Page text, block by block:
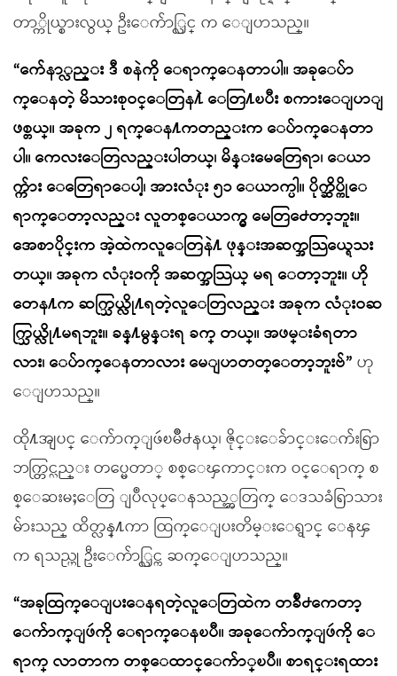
တာ္ကိုယ္စားလွယ္ ဦးေက်ာ္လြင္ က ေျပာသည္။
“က်ေနာ္လည္း ဒီ စနဲကို ေရာက္ေနတာပါ။ အခုေပ်ာ
က္ေနတဲ့ မိသားစုဝင္ေတြန႔ဲ ေတြ႔ၿပီး စကားေျပာျ
ဖစ္တယ္။ အခုက ၂ ရက္ေန႔ကတည္းက ေပ်ာက္ေနတာ
ပါ။ ကေလးေတြလည္းပါတယ္၊ မိန္းမေတြေရာ၊ ေယာ
က္က်ား ေတြေရာေပါ့၊ အားလံုး ၅၁ ေယာက္ပါ။ ပိုက္ဆိပ္ကိုေ
ရာက္ေတာ့လည္း လူတစ္ေယာက္မွ မေတြ႕ေတာ့ဘူး။
အေစာပိုင္းက အဲ့ထဲကလူေတြနဲ႔ ဖုန္းအဆက္အသြယ္ရေသး
တယ္။ အခုက လံုးဝကို အဆက္အသြယ္ မရ ေတာ့ဘူး။ ဟို
တေန႔က ဆက္သြယ္လို႔ရတဲ့လူေတြလည္း အခုက လံုးဝဆ
က္သြယ္လို႔မရဘူး။ ခန္႔မွန္းရ ခက္ တယ္။ အဖမ္းခံရတာ
လား၊ ေပ်ာက္ေနတာလား မေျပာတတ္ေတာ့ဘူးဗ်” ဟု
ေျပာသည္။
ထို႔အျပင္ ေက်ာက္ျဖဴၿမိဳ႕နယ္၊ ဇိုင္းေခ်ာင္းေက်းရြာ
ဘက္တြင္လည္း တပ္မေတာ္ စစ္ေၾကာင္းက ဝင္ေရာက္ စ
စ္ေဆးမႈေတြ ျပဳလုပ္ေနသည့္အတြက္ ေဒသခံရြာသား
မ်ားသည္ ထိတ္လန္႔ကာ ထြက္ေျပးတိမ္းေရွာင္ ေနၾ
က ရသည္ဟု ဦးေက်ာ္လြင္က ဆက္ေျပာသည္။
“အခုထြက္ေျပးေနရတဲ့လူေတြထဲက တခ်ိဳ႕ကေတာ့
ေက်ာက္ျဖဴကို ေရာက္ေနၿပီ။ အခုေက်ာက္ျဖဴကို ေ
ရာက္ လာတာက တစ္ေထာင္ေက်ာ္ၿပီ။ စာရင္းရထား